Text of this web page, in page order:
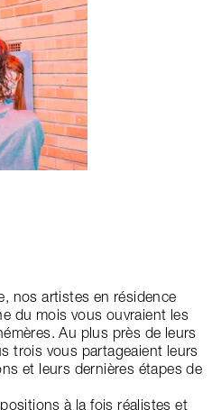
nos artistes en résidence
du mois vous ouvraient les
Au plus près de leurs
trois vous partageaient leurs
et leurs dernières étapes de
à la fois réalistes et